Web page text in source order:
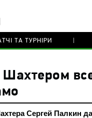
ТА ТУРНІРИ
Сергей Палкин